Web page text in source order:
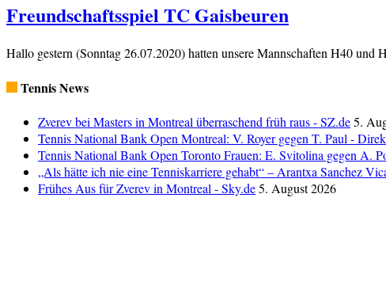
Freundschaftsspiel TC Gaisbeuren
Hallo gestern (Sonntag 26.07.2020) hatten unsere Mannschaften H40
Tennis News
Zverev bei Masters in Montreal überraschend früh raus - SZ.de5.
Tennis National Bank Open Montreal: V. Royer gegen T. Paul -
Tennis National Bank Open Toronto Frauen: E. Svitolina gegen A.
„Als hätte ich nie eine Tenniskarriere gehabt“ – Arantxa Sanchez
Frühes Aus für Zverev in Montreal - Sky.de5. August 2026